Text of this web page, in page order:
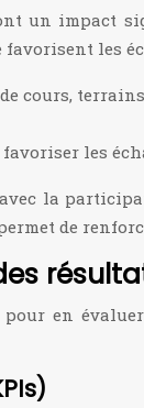
un impact
les
cours,
les
la
de
en